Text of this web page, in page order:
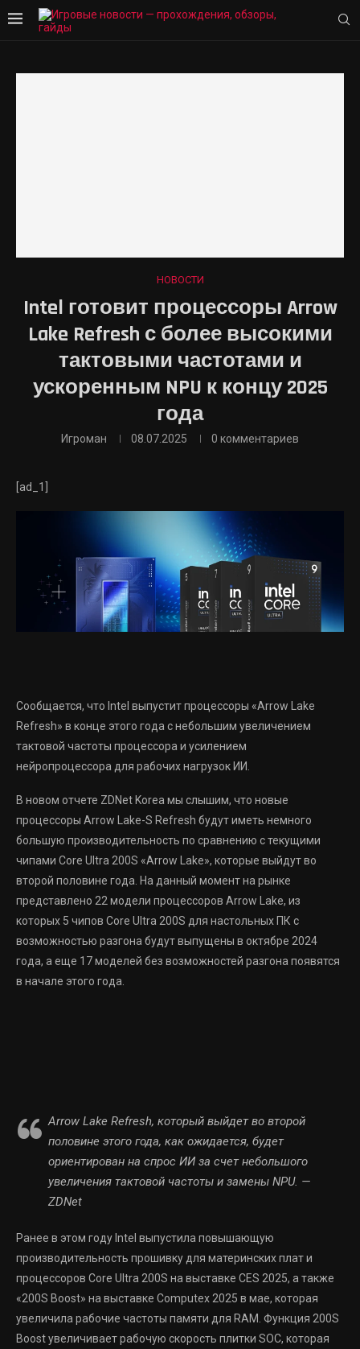
НОВОСТИ
Intel готовит процессоры Arrow
Lake Refresh с более высокими
тактовыми частотами и
ускоренным NPU к концу 2025
года
Игроман 08.07.2025 0 комментариев
[ad_1]
Сообщается, что Intel выпустит процессоры «Arrow Lake
Refresh» в конце этого года с небольшим увеличением
тактовой частоты процессора и усилением
нейропроцессора для рабочих нагрузок ИИ.
В новом отчете ZDNet Korea мы слышим, что новые
процессоры Arrow Lake-S Refresh будут иметь немного
большую производительность по сравнению с текущими
чипами Core Ultra 200S «Arrow Lake», которые выйдут во
второй половине года. На данный момент на рынке
представлено 22 модели процессоров Arrow Lake, из
которых 5 чипов Core Ultra 200S для настольных ПК с
возможностью разгона будут выпущены в октябре 2024
года, а еще 17 моделей без возможностей разгона появятся
в начале этого года.
Arrow Lake Refresh, который выйдет во второй
половине этого года, как ожидается, будет
ориентирован на спрос ИИ за счет небольшого
увеличения тактовой частоты и замены NPU. —
ZDNet
Ранее в этом году Intel выпустила повышающую
производительность прошивку для материнских плат и
процессоров Core Ultra 200S на выставке CES 2025, а также
«200S Boost» на выставке Computex 2025 в мае, которая
увеличила рабочие частоты памяти для RAM. Функция 200S
Boost увеличивает рабочую скорость плитки SOC, которая